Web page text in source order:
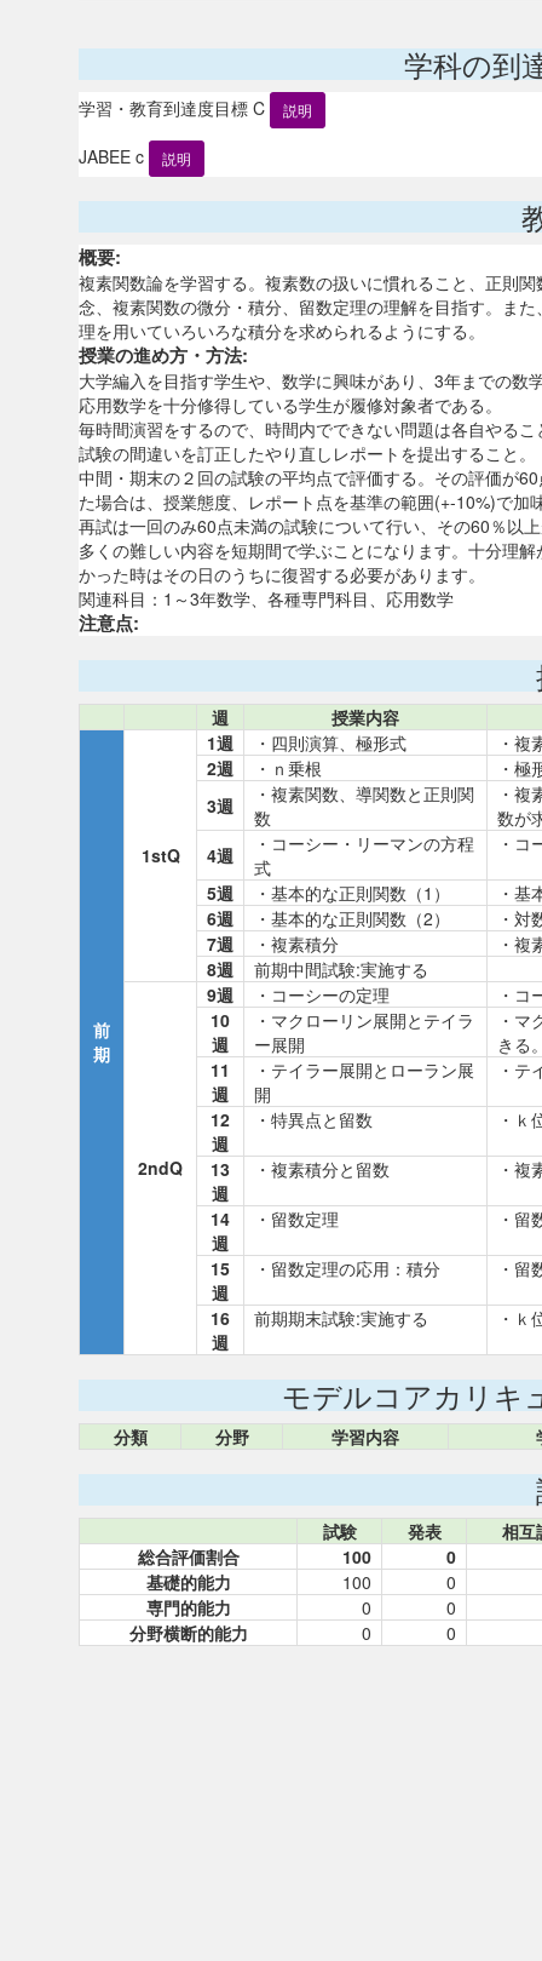
学科の到
学習・教育到達度目標 C 説明
JABEE c 説明
概要:
複素関数論を学習する。複素数の扱いに慣れること、正則関
念、複素関数の微分・積分、留数定理の理解を目指す。また
理を用いていろいろな積分を求められるようにする。
授業の進め方・方法:
大学編入を目指す学生や、数学に興味があり、3年までの数
応用数学を十分修得している学生が履修対象者である。
毎時間演習をするので、時間内でできない問題は各自やるこ
試験の間違いを訂正したやり直しレポートを提出すること。
中間・期末の２回の試験の平均点で評価する。その評価が
た場合は、授業態度、レポート点を基準の範囲(+-10%)で加
再試は一回のみ60点未満の試験について行い、その60％以
多くの難しい内容を短期間で学ぶことになります。十分理解
かった時はその日のうちに復習する必要があります。
関連科目：1～3年数学、各種専門科目、応用数学
注意点:
週 授業内容
前
期
1stQ
1週 ・四則演算、極形式
・
2週
・ｎ乗根
・
3週
・複素関数、導関数と正則関
数
・
数が
4週
・コーシー・リーマンの方程
式
・
5週 ・基本的な正則関数（1）
・
6週
・基本的な正則関数（2）
・
7週
・複素積分
・
8週
前期中間試験:実施する
2ndQ
9週 ・コーシーの定理
・
10
週
・マクローリン展開とテイラ
ー展開
・
きる
11
週
・テイラー展開とローラン展
開
・
12
週
・特異点と留数 ・
13
週
・複素積分と留数 ・
14
週
・留数定理 ・
15
週
・留数定理の応用：積分 ・
16
週
前期期末試験:実施する ・
モデルコアカリキ
分類 分野 学習内容
試験 発表
相互
総合評価割合
100
0
基礎的能力
100
0
専門的能力
0
0
分野横断的能力
0 0